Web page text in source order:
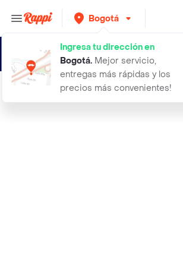
Bogotá
Ingresa tu dirección en
Bogotá. Mejor servicio,
entregas más rápidas y los
precios más convenientes!
dcristal recolector de leche matern